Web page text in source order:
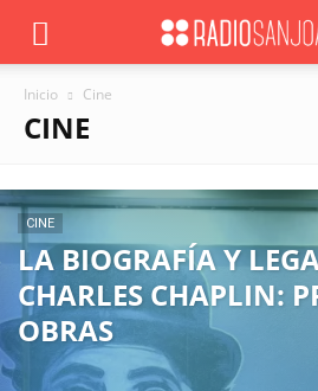
Inicio Cine
CINE
CINE
LA BIOGRAFÍA Y
CHARLES CHAPLIN:
OBRAS